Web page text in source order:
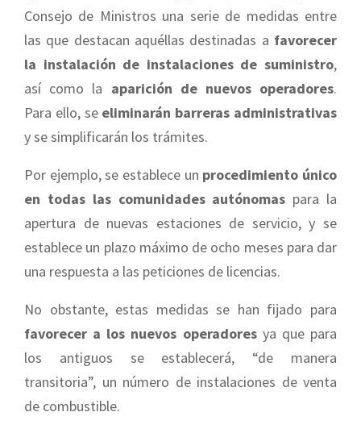
Consejo de Ministros una serie de medidas entre
las que destacan aquéllas destinadas a favorecer
la instalación de instalaciones de suministro,
así como la aparición de nuevos operadores.
Para ello, se eliminarán barreras administrativas
y se simplificarán los trámites.
Por ejemplo, se establece un procedimiento único
en todas las comunidades autónomas para la
apertura de nuevas estaciones de servicio, y se
establece un plazo máximo de ocho meses para dar
una respuesta a las peticiones de licencias.
No obstante, estas medidas se han fijado para
favorecer a los nuevos operadoresya que para
los antiguos se establecerá, “de manera
transitoria”, un número de instalaciones de venta
de combustible.